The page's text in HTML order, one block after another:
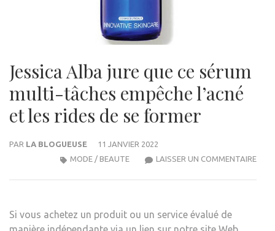
Jessica Alba jure que ce sérum
multi-tâches empêche l’acné
et les rides de se former
PAR LA BLOGUEUSE
11 JANVIER 2022
LAISSER UN COMMENTAIRE
MODE / BEAUTE
Si vous achetez un produit ou un service évalué de